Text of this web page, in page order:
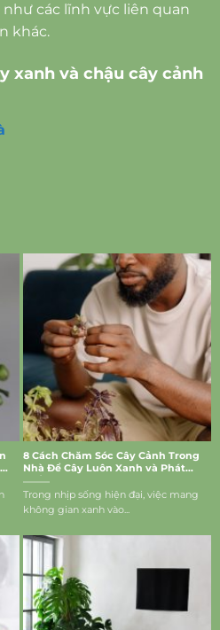
các lĩnh vực liên quan
khác.
xanh và chậu cây cảnh
8 Cách Chăm Sóc Cây Cảnh Trong
Nhà Để Cây Luôn Xanh và Phát
Triển Tốt
Trong nhịp sống hiện đại, việc mang
không gian xanh vào...